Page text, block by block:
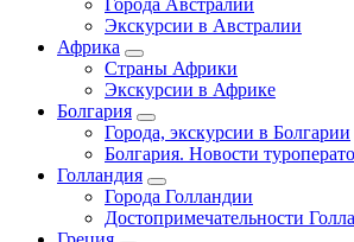
Города Австралии
Экскурсии в Австралии
Африка
Страны Африки
Экскурсии в Африке
Болгария
Города, экскурсии в Болгарии
Болгария. Новости
Голландия
Города Голландии
Достопримечательности